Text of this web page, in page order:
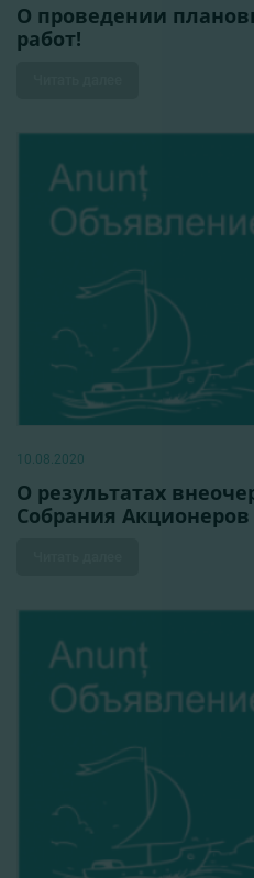
О проведении
работ!
10.08.2020
О результатах
Собрания Акционеров